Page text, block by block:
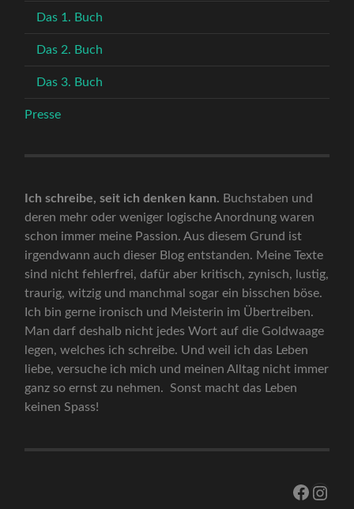
Das 1. Buch
Das 2. Buch
Das 3. Buch
Presse
Ich schreibe, seit ich denken kann. Buchstaben und
deren mehr oder weniger logische Anordnung waren
schon immer meine Passion. Aus diesem Grund ist
irgendwann auch dieser Blog entstanden. Meine Texte
sind nicht fehlerfrei, dafür aber kritisch, zynisch, lustig,
traurig, witzig und manchmal sogar ein bisschen böse.
Ich bin gerne ironisch und Meisterin im Übertreiben.
Man darf deshalb nicht jedes Wort auf die Goldwaage
legen, welches ich schreibe. Und weil ich das Leben
liebe, versuche ich mich und meinen Alltag nicht immer
ganz so ernst zu nehmen. Sonst macht das Leben
keinen Spass!